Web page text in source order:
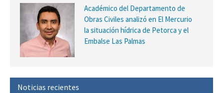
Académico del Departamento de
Obras Civiles analizó en El Mercurio
la situación hídrica de Petorca y el
Embalse Las Palmas
Noticias recientes